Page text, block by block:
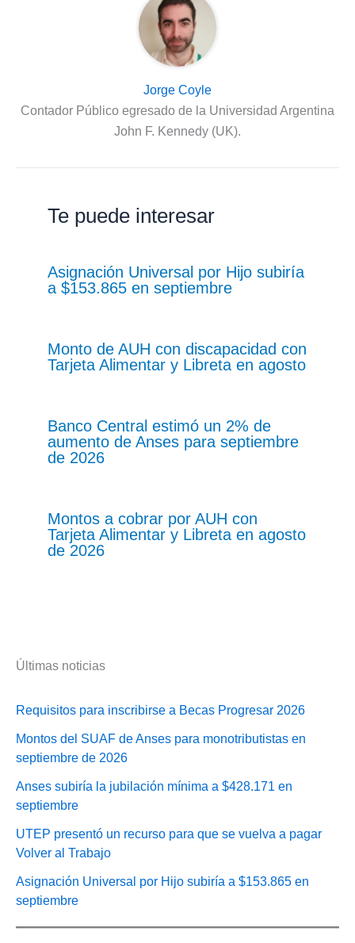
Jorge Coyle
Contador Público egresado de la Universidad Argentina
John F. Kennedy (UK).
Te puede interesar
Asignación Universal por Hijo subiría
a $153.865 en septiembre
Monto de AUH con discapacidad con
Tarjeta Alimentar y Libreta en agosto
Banco Central estimó un 2% de
aumento de Anses para septiembre
de 2026
Montos a cobrar por AUH con
Tarjeta Alimentar y Libreta en agosto
de 2026
Últimas noticias
Requisitos para inscribirse a Becas Progresar 2026
Montos del SUAF de Anses para monotributistas en
septiembre de 2026
Anses subiría la jubilación mínima a $428.171 en
septiembre
UTEP presentó un recurso para que se vuelva a pagar
Volver al Trabajo
Asignación Universal por Hijo subiría a $153.865 en
septiembre